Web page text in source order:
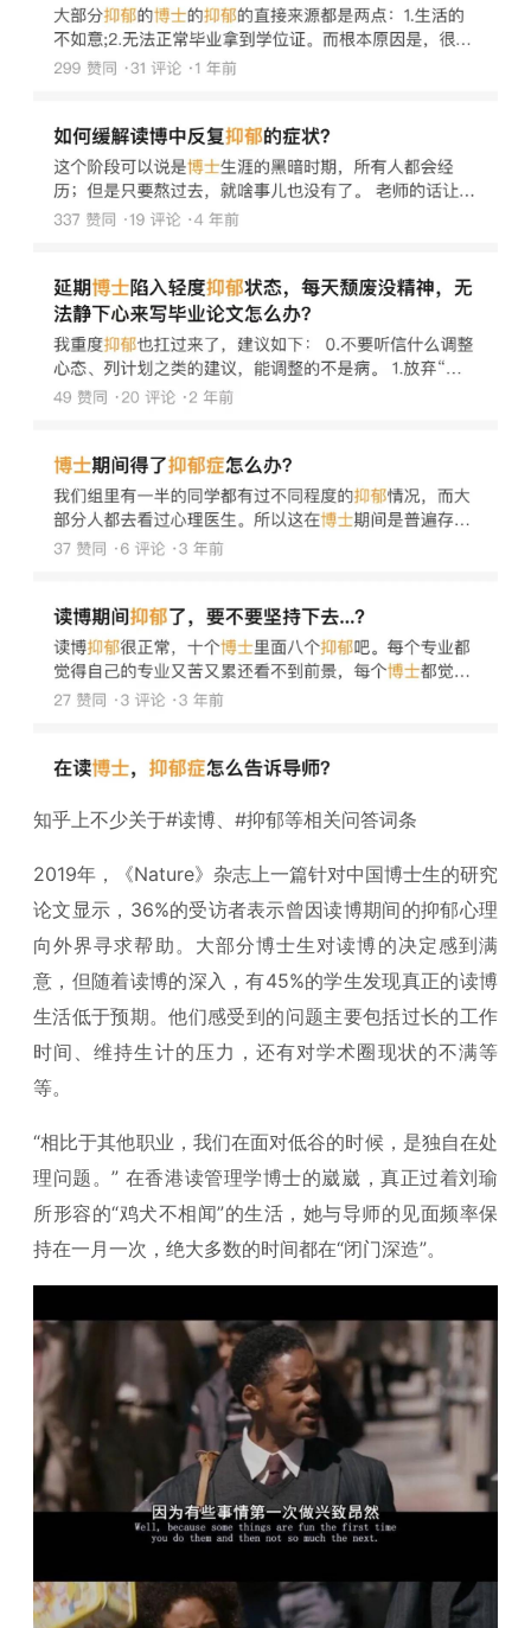
知乎上不少关于#读博、#抑郁等相关问答词条
2019年，《Nature》杂志上一篇针对中国博士生的研究
论文显示，36%的受访者表示曾因读博期间的抑郁心理
向外界寻求帮助。大部分博士生对读博的决定感到满
意，但随着读博的深入，有45%的学生发现真正的读博
生活低于预期。他们感受到的问题主要包括过长的工作
时间、维持生计的压力，还有对学术圈现状的不满等
等。
“相比于其他职业，我们在面对低谷的时候，是独自在处
理问题。” 在香港读管理学博士的崴崴，真正过着刘瑜
所形容的“鸡犬不相闻”的生活，她与导师的见面频率保
持在一月一次，绝大多数的时间都在“闭门深造”。